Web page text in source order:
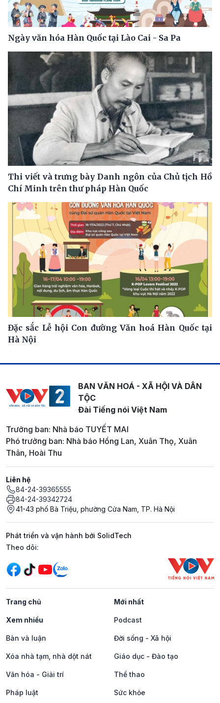
Ngày văn hóa Hàn Quốc tại Lào Cai - Sa Pa
Thi viết và trưng bày Danh ngôn của Chủ tịch Hồ
Chí Minh trên thư pháp Hàn Quốc
Đặc sắc Lễ hội Con đường Văn hoá Hàn Quốc tại
Hà Nội
BAN VĂN HOÁ - XÃ HỘI VÀ DÂN
TỘC
Đài Tiếng nói Việt Nam
Trưởng ban: Nhà báo TUYẾT MAI
Phó trưởng ban: Nhà báo Hồng Lan, Xuân Thọ, Xuân
Thân, Hoài Thu
Liên hệ
84-24-39365555
84-24-39342724
41-43 phố Bà Triệu, phường Cửa Nam, TP. Hà Nội
Phát triển và vận hành bởi SolidTech
Mạng xã hội
Theo dõi:
Trang chủ Mới nhất
Xem nhiều Podcast
Bàn và luận Đời sống - Xã hội
Xóa nhà tạm, nhà dột nát Giáo dục - Đào tạo
Văn hóa - Giải trí Thể thao
Pháp luật Sức khỏe